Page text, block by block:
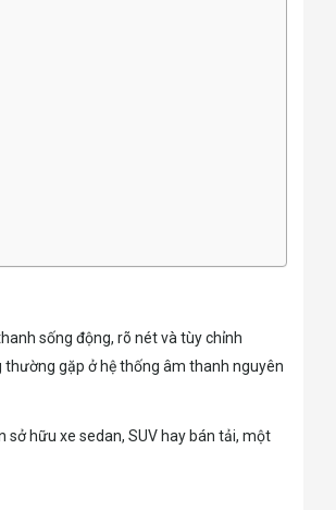
sống động, rõ nét và tùy chỉnh
thường gặp ở hệ thống âm thanh nguyên
sở hữu xe sedan, SUV hay bán tải, một